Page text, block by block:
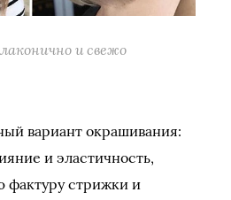
и свежо
вариант окрашивания:
и эластичность,
стрижки и